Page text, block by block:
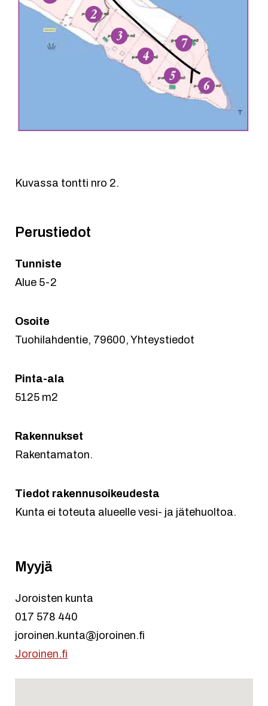
Kuvassa tontti nro 2.
Perustiedot
Tunniste
Alue 5-2
Osoite
Tuohilahdentie, 79600, Yhteystiedot
Pinta-ala
5125 m2
Rakennukset
Rakentamaton.
Tiedot rakennusoikeudesta
Kunta ei toteuta alueelle vesi- ja jätehuoltoa.
Myyjä
Joroisten kunta
017 578 440
joroinen.kunta@joroinen.fi
Joroinen.fi